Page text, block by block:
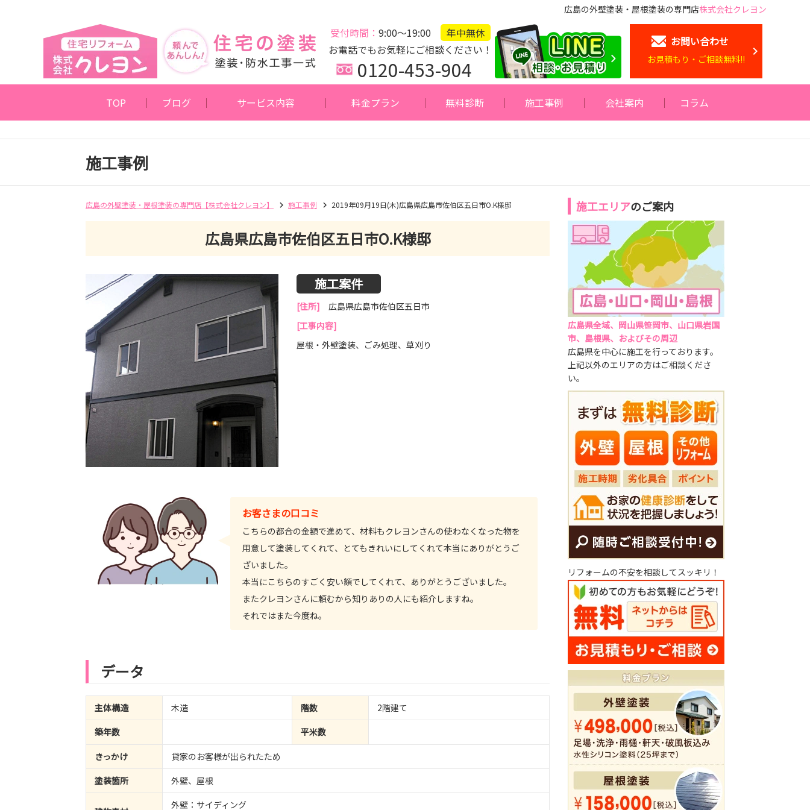
広島の外壁塗装・屋根塗装の専門店株式会社クレヨン
受付時間： 9:00～19:00
年中無休
お電話でもお気軽にご相談ください！
0120-453-904
お問い合わせ
お見積もり・ご相談無料!!
TOP ブログ サービス内容 料金プラン 無料診断 施工事例 会社案内 コラム
施工事例
広島の外壁塗装・屋根塗装の専門店【株式会社クレヨン】 施工事例 2019年09月19日(木)広島県広島市佐伯区五日市O.K様邸
広島県広島市佐伯区五日市O.K様邸
施工案件
[住所]
広島県広島市佐伯区五日市
[工事内容]
屋根・外壁塗装、ごみ処理、草刈り
お客さまの口コミ
こちらの都合の金額で進めて、材料もクレヨンさんの使わなくなった物を
用意して塗装してくれて、とてもきれいにしてくれて本当にありがとうご
ざいました。
本当にこちらのすごく安い額でしてくれて、ありがとうございました。
またクレヨンさんに頼むから知りありの人にも紹介しますね。
それではまた今度ね。
データ
主体構造 木造 階数
2階建て
築年数
平米数
きっかけ
貸家のお客様が出られたため
塗装箇所
外壁、屋根
外壁：サイディング
施工エリアのご案内
広島県全域、岡山県笹岡市、山口県岩国
市、島根県、およびその周辺
広島県を中心に施工を行っております。
上記以外のエリアの方はご相談くださ
い。
リフォームの不安を相談してスッキリ！